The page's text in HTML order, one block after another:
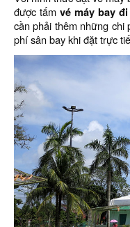
được tấmvé máy bay
cần phải thêm những
phí sân bay khi đặt trực